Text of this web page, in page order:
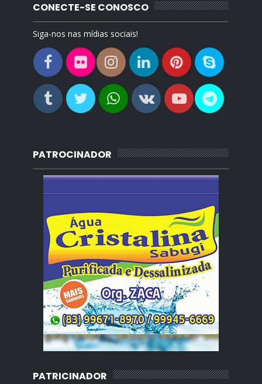
CONECTE-SE CONOSCO
Siga-nos nas mídias sociais!
PATROCINADOR
PATRICINADOR